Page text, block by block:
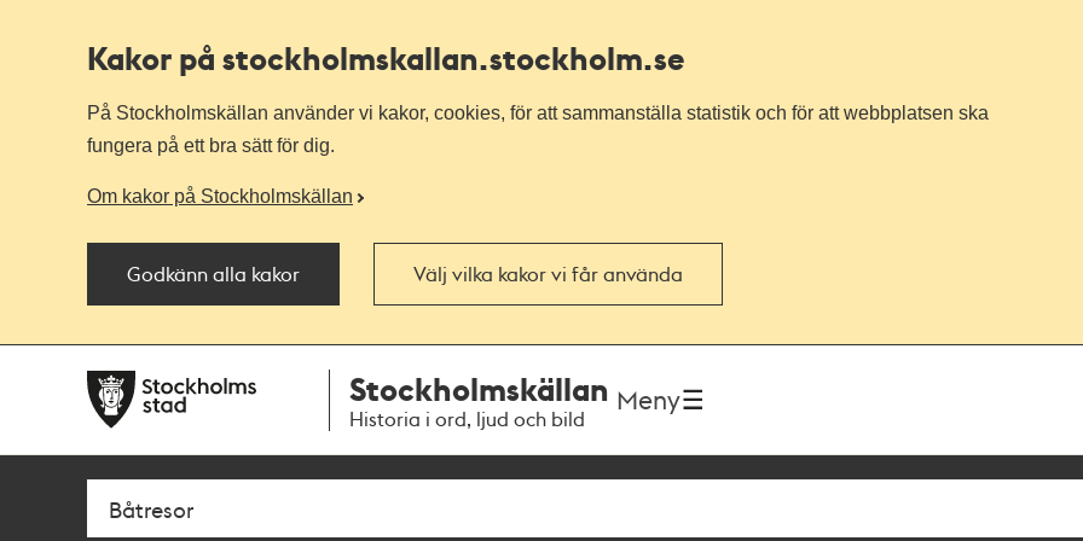
Kakor på stockholmskallan.stockholm.se
På Stockholmskällan använder vi kakor, cookies, för att sammanställa statistik och för att webbplatsen ska
fungera på ett bra sätt för dig.
Om kakor på Stockholmskällan
Godkänn alla kakor Välj vilka kakor vi får använda
navigationen
huvudinnehållet
Stockholmskällan
Historia i ord, ljud och bild
Meny
SökFritextsök